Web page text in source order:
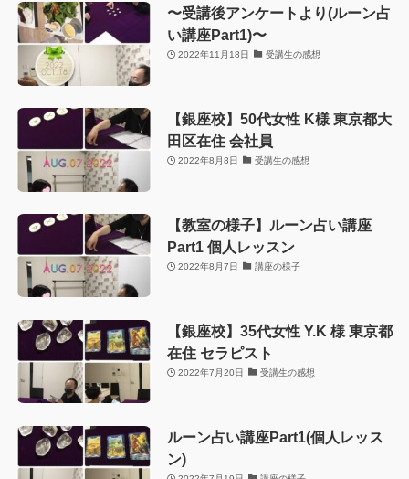
〜受講後アンケートより(ルーン占
い講座Part1)〜
2022年11月18日 受講生の感想
【銀座校】50代女性 K様 東京都大
田区在住 会社員
2022年8月8日 受講生の感想
【教室の様子】ルーン占い講座
Part1 個人レッスン
2022年8月7日 講座の様子
【銀座校】35代女性 Y.K 様 東京都
在住 セラピスト
2022年7月20日 受講生の感想
ルーン占い講座Part1(個人レッス
ン)